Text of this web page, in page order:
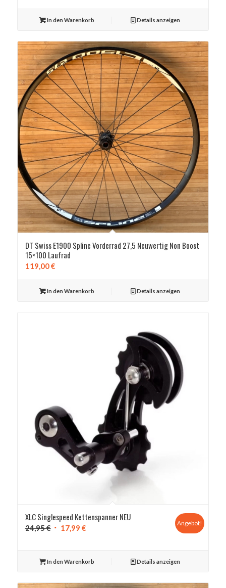
In den Warenkorb Details anzeigen
DT Swiss E1900 Spline Vorderrad 27,5 Neuwertig Non Boost
15×100 Laufrad
119,00€
In den Warenkorb Details anzeigen
XLC Singlespeed Kettenspanner NEU
24,95€ Ursprünglicher
24,95 €
17,99 €Aktueller
17,99 €.
Angebot!
In den Warenkorb Details anzeigen